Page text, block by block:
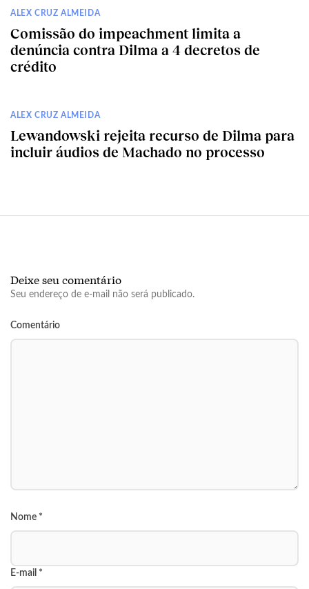
ALEX CRUZ ALMEIDA
Comissão do impeachment limita a
denúncia contra Dilma a 4 decretos de
crédito
ALEX CRUZ ALMEIDA
Lewandowski rejeita recurso de Dilma para
incluir áudios de Machado no processo
Deixe seu comentário
Seu endereço de e-mail não será publicado.
Comentário
Nome *
E-mail *